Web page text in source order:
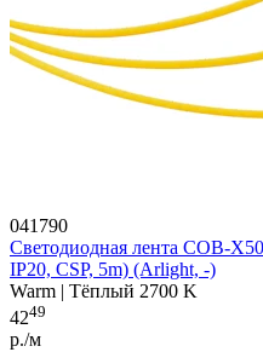
041790
Светодиодная лента COB-
IP20, CSP, 5m) (Arlight, -)
Warm | Тёплый 2700 K
4249
р./м